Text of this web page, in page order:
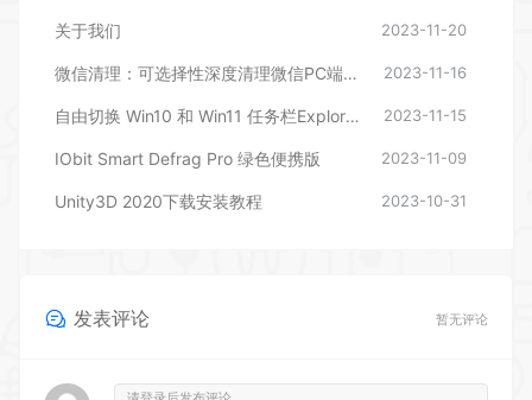
关于我们 2023-11-20
微信清理：可选择性深度清理微信PC端文件 2023-11-16
自由切换 Win10 和 Win11 任务栏ExplorerPatcher 2023-11-15
IObit Smart Defrag Pro 绿色便携版 2023-11-09
Unity3D 2020下载安装教程 2023-10-31
发表评论 暂无评论